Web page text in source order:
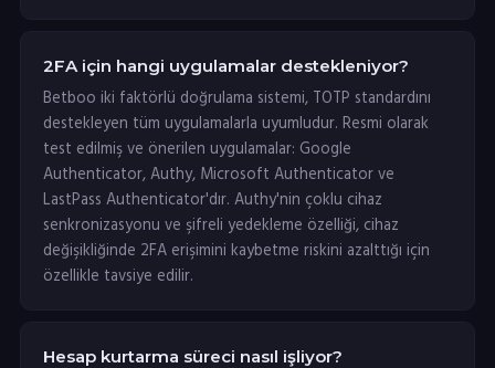
2FA için hangi uygulamalar destekleniyor?
Betboo iki faktörlü doğrulama sistemi, TOTP standardını
destekleyen tüm uygulamalarla uyumludur. Resmi olarak
test edilmiş ve önerilen uygulamalar: Google
Authenticator, Authy, Microsoft Authenticator ve
LastPass Authenticator'dır. Authy'nin çoklu cihaz
senkronizasyonu ve şifreli yedekleme özelliği, cihaz
değişikliğinde 2FA erişimini kaybetme riskini azalttığı için
özellikle tavsiye edilir.
Hesap kurtarma süreci nasıl işliyor?